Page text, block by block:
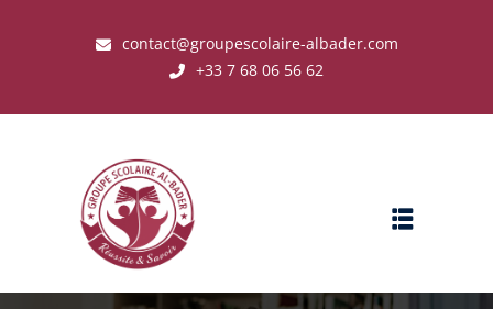
contact@groupescolaire-albader.com
+33 7 68 06 56 62